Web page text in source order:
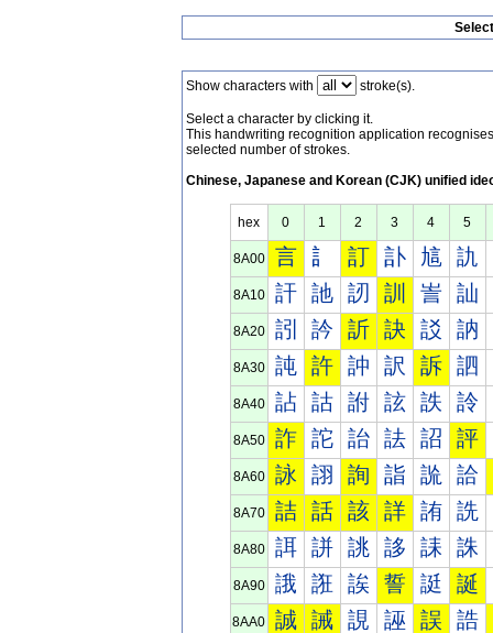
Show characters with stroke(s).
Select a character by clicking it.
This handwriting recognition application
selected number of strokes.
Chinese, Japanese and Korean (CJK) unified
hex 0 1 2 3 4 5
8A00 言 訁 訂 訃 訄 訅
8A10 訐 訑 訒 訓 訔 訕
8A20 訠 訡 訢 訣 訤 訥
8A30 訰 許 訲 訳 訴 訵
8A40 詀 詁 詂 詃 詄 詅
8A50 詐 詑 詒 詓 詔 評
8A60 詠 詡 詢 詣 詤 詥
8A70 詰 話 該 詳 詴 詵
8A80 誀 誁 誂 誃 誄 誅
8A90 誐 誑 誒 誓 誔 誕
8AA0 誠 誡 誢 誣 誤 誥